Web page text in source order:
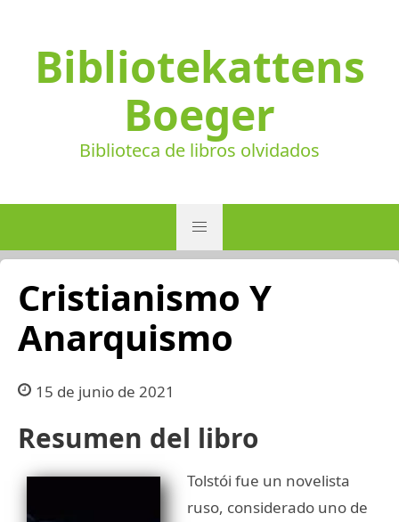
Bibliotekattens
Boeger
Biblioteca de libros olvidados
Cristianismo Y
Anarquismo
15 de junio de 2021
Resumen del libro
Tolstói fue un novelista
ruso, considerado uno de